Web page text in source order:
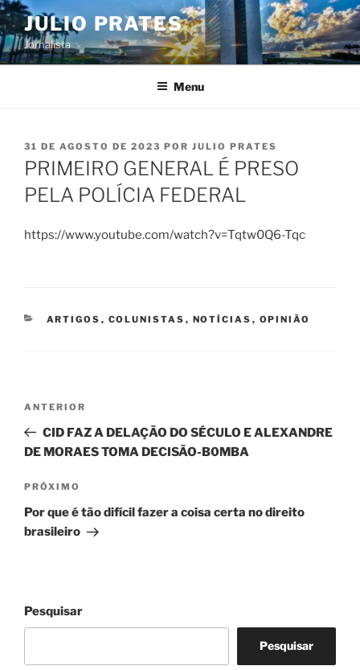
Pular
para
o
conteúdo
JULIO PRATES
Jornalista
Menu
PUBLICADO
EM
31 DE AGOSTO DE 2023 POR JULIO PRATES
PRIMEIRO GENERAL É PRESO
PELA POLÍCIA FEDERAL
https://www.youtube.com/watch?v=Tqtw0Q6-Tqc
CATEGORIAS
ARTIGOS , COLUNISTAS , NOTÍCIAS , OPINIÃO
Post
Post
anterior
ANTERIOR
CID FAZ A DELAÇÃO DO SÉCULO E ALEXANDRE
DE MORAES TOMA DECISÃO-B0MBA
Próximo
post
PRÓXIMO
Por que é tão difícil fazer a coisa certa no direito
brasileiro
Pesquisar
Pesquisar